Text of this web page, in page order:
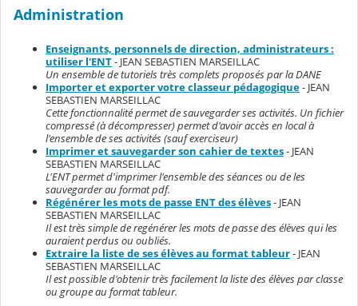
Administration
Enseignants, personnels de direction, administrateurs :
utiliser l'ENT- JEAN SEBASTIEN MARSEILLAC
Un ensemble de tutoriels très complets proposés par la DANE
Importer et exporter votre classeur pédagogique- JEAN
SEBASTIEN MARSEILLAC
Cette fonctionnalité permet de sauvegarder ses activités. Un fichier
compressé (à décompresser) permet d'avoir accès en local à
l'ensemble de ses activités (sauf exerciseur)
Imprimer et sauvegarder son cahier de textes- JEAN
SEBASTIEN MARSEILLAC
L'ENT permet d'imprimer l'ensemble des séances ou de les
sauvegarder au format pdf.
Régénérer les mots de passe ENT des élèves- JEAN
SEBASTIEN MARSEILLAC
Il est très simple de regénérer les mots de passe des élèves qui les
auraient perdus ou oubliés.
Extraire la liste de ses élèves au format tableur- JEAN
SEBASTIEN MARSEILLAC
Il est possible d'obtenir très facilement la liste des élèves par classe
ou groupe au format tableur.